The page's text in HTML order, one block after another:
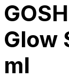
Glow
ml